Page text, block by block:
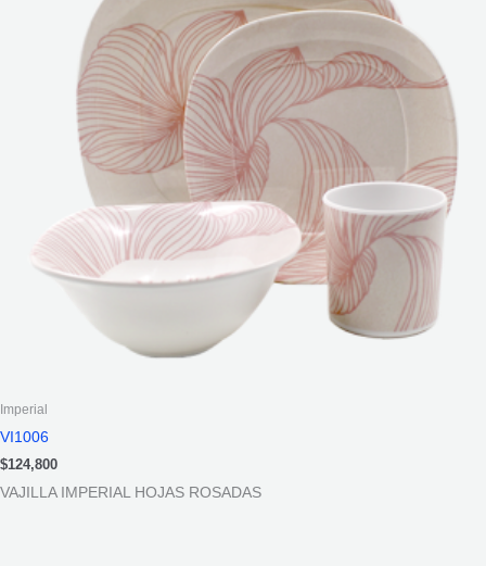
Imperial
VI1006
$124,800
VAJILLA IMPERIAL HOJAS ROSADAS